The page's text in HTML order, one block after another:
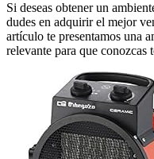
Si deseas obtener un
dudes en adquirir el mejor
artículo te presentamos una
relevante para que conozcas